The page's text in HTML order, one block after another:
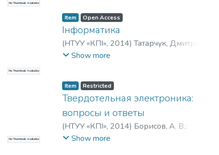
No Thumbnail Available
No Thumbnail Available
Item Open Access
Інформатика
(НТУУ «КПІ», 2014)Татарчук, Дмитро
Дмитрович;Діденко, Юрій Вікторович
Show more
No Thumbnail Available
Item Restricted
Твердотельная электроника:
вопросы и ответы
(НТУУ «КПІ», 2014) Борисов, А. В.;
Волхова, Т. Л.
Show more